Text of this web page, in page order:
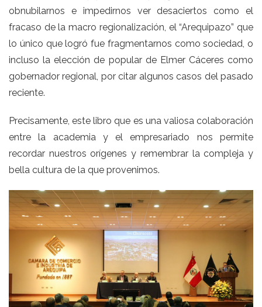
obnubilarnos e impedirnos ver desaciertos como el
fracaso de la macro regionalización, el “Arequipazo” que
lo único que logró fue fragmentarnos como sociedad, o
incluso la elección de popular de Elmer Cáceres como
gobernador regional, por citar algunos casos del pasado
reciente.
Precisamente, este libro que es una valiosa colaboración
entre la academia y el empresariado nos permite
recordar nuestros orígenes y remembrar la compleja y
bella cultura de la que provenimos.